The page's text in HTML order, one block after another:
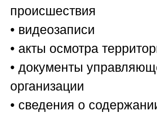
происшествия
• видеозаписи
• акты осмотра
• документы
организации
• сведения о